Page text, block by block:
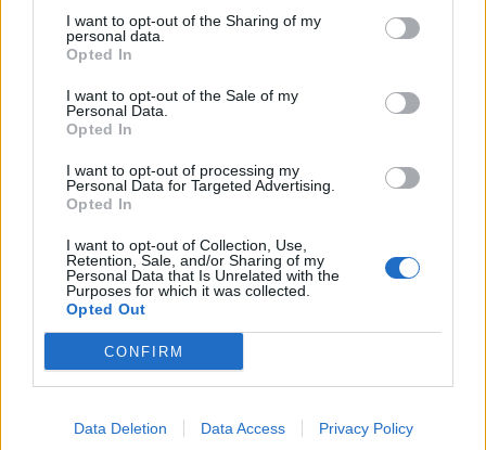
I want to opt-out of the Sharing of my
personal data.
Opted In
I want to opt-out of the Sale of my
Personal Data.
Opted In
I want to opt-out of processing my
Personal Data for Targeted Advertising.
Opted In
I want to opt-out of Collection, Use,
Retention, Sale, and/or Sharing of my
Personal Data that Is Unrelated with the
Purposes for which it was collected.
Opted Out
CONFIRM
Data Deletion Data Access Privacy Policy
investidores pelo seu sistema de condução autónoma,
baseado na autoaprendizagem, em vez do uso exclusivo
semelhante aquela utilizada pela norte-americana Tesla.
Nissan
ProPilot Wayve
Virgilio Machado